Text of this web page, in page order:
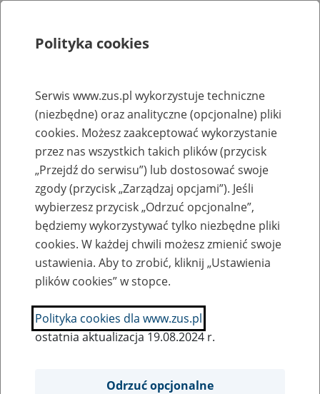
Rejestry, ewidencje i archiwa
Baza zlikwidowanych lub
przekształconych zakładów pracy
Nazwa zakładu pracy:
SZUKAJ
Polityka cookies
Serwis www.zus.pl wykorzystuje techniczne
(niezbędne) oraz analityczne (opcjonalne) pliki
cookies. Możesz zaakceptować wykorzystanie
przez nas wszystkich takich plików (przycisk
„Przejdź do serwisu”) lub dostosować swoje
zgody (przycisk „Zarządzaj opcjami”). Jeśli
wybierzesz przycisk „Odrzuć opcjonalne”,
będziemy wykorzystywać tylko niezbędne pliki
cookies. W każdej chwili możesz zmienić swoje
ustawienia. Aby to zrobić, kliknij „Ustawienia
plików cookies” w stopce.
Polityka cookies dla www.zus.pl
ostatnia aktualizacja 19.08.2024 r.
Odrzuć opcjonalne